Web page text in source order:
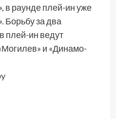
в раунде плей-ин уже
Борьбу за два
плей-ин ведут
и «Динамо-